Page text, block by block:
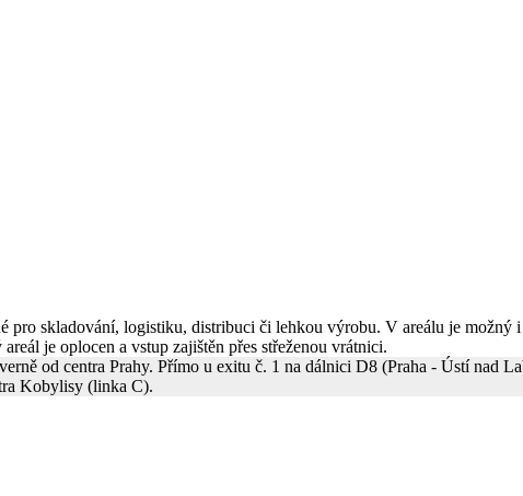
pro skladování, logistiku, distribuci či lehkou výrobu. V areálu je možný
je oplocen a vstup zajištěn přes střeženou vrátnici.
od centra Prahy. Přímo u exitu č. 1 na dálnici D8 (Praha - Ústí nad
Kobylisy (linka C).